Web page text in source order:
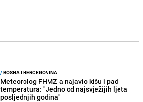
/BOSNA I HERCEGOVINA
Meteorolog FHMZ-a najavio kišu i pad
temperatura: "Jedno od najsvježijih ljeta
posljednjih godina"